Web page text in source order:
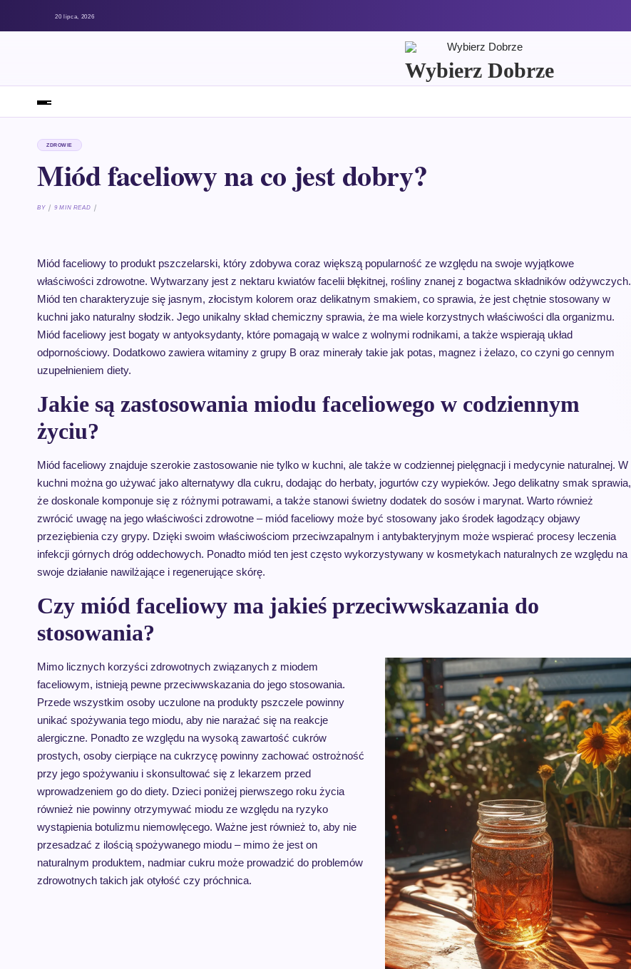
20 lipca, 2026
Wybierz Dobrze
ZDROWIE
Miód faceliowy na co jest dobry?
BY 9 MIN READ
Miód faceliowy to produkt pszczelarski, który zdobywa coraz większą popularność ze względu na swoje wyjątkowe
właściwości zdrowotne. Wytwarzany jest z nektaru kwiatów facelii błękitnej, rośliny znanej z bogactwa składników odżywczych.
Miód ten charakteryzuje się jasnym, złocistym kolorem oraz delikatnym smakiem, co sprawia, że jest chętnie stosowany w
kuchni jako naturalny słodzik. Jego unikalny skład chemiczny sprawia, że ma wiele korzystnych właściwości dla organizmu.
Miód faceliowy jest bogaty w antyoksydanty, które pomagają w walce z wolnymi rodnikami, a także wspierają układ
odpornościowy. Dodatkowo zawiera witaminy z grupy B oraz minerały takie jak potas, magnez i żelazo, co czyni go cennym
uzupełnieniem diety.
Jakie są zastosowania miodu faceliowego w codziennym
życiu?
Miód faceliowy znajduje szerokie zastosowanie nie tylko w kuchni, ale także w codziennej pielęgnacji i medycynie naturalnej. W
kuchni można go używać jako alternatywy dla cukru, dodając do herbaty, jogurtów czy wypieków. Jego delikatny smak sprawia,
że doskonale komponuje się z różnymi potrawami, a także stanowi świetny dodatek do sosów i marynat. Warto również
zwrócić uwagę na jego właściwości zdrowotne – miód faceliowy może być stosowany jako środek łagodzący objawy
przeziębienia czy grypy. Dzięki swoim właściwościom przeciwzapalnym i antybakteryjnym może wspierać procesy leczenia
infekcji górnych dróg oddechowych. Ponadto miód ten jest często wykorzystywany w kosmetykach naturalnych ze względu na
swoje działanie nawilżające i regenerujące skórę.
Czy miód faceliowy ma jakieś przeciwwskazania do
stosowania?
Mimo licznych korzyści zdrowotnych związanych z miodem
faceliowym, istnieją pewne przeciwwskazania do jego stosowania.
Przede wszystkim osoby uczulone na produkty pszczele powinny
unikać spożywania tego miodu, aby nie narażać się na reakcje
alergiczne. Ponadto ze względu na wysoką zawartość cukrów
prostych, osoby cierpiące na cukrzycę powinny zachować ostrożność
przy jego spożywaniu i skonsultować się z lekarzem przed
wprowadzeniem go do diety. Dzieci poniżej pierwszego roku życia
również nie powinny otrzymywać miodu ze względu na ryzyko
wystąpienia botulizmu niemowlęcego. Ważne jest również to, aby nie
przesadzać z ilością spożywanego miodu – mimo że jest on
naturalnym produktem, nadmiar cukru może prowadzić do problemów
zdrowotnych takich jak otyłość czy próchnica.